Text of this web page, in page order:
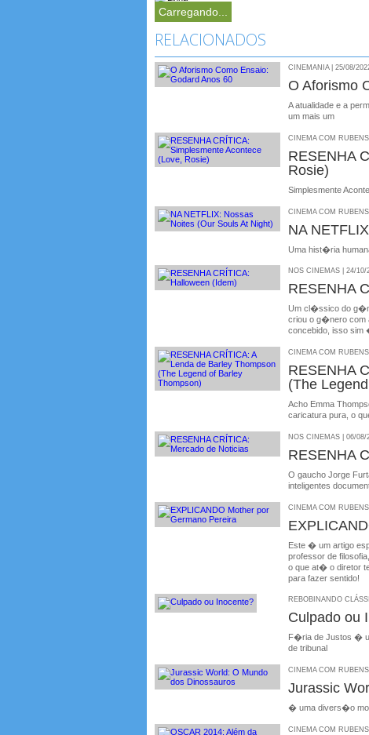
Carregando...
RELACIONADOS
CINEMANIA | 25/08/
O Aforismo
A atualidade e a
um mais um
CINEMA COM
RESENHA
Rosie)
Simplesmente
CINEMA COM
NA
Uma hist�ria
NOS CINEMAS | 24/10/
RESENHA
Um cl�ssico do
criou o g�nero com
concebido, isso sim
CINEMA COM
RESENHA
(The
Acho Emma
caricatura pura, o
NOS CINEMAS | 06/08/
RESENHA
O gaucho Jorge
inteligentes
CINEMA COM
Este � um artigo
professor de
o que at� o diretor
para fazer sentido!
REBOBINANDO
Culpado ou
F�ria de Justos �
de tribunal
CINEMA COM
Jurassic
� uma divers�o
CINEMA COM